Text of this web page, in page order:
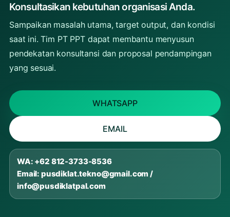
Konsultasikan kebutuhan organisasi Anda.
Sampaikan masalah utama, target output, dan kondisi
saat ini. Tim PT PPT dapat membantu menyusun
pendekatan konsultansi dan proposal pendampingan
yang sesuai.
WHATSAPP
EMAIL
WA: +62 812-3733-8536
Email: pusdiklat.tekno@gmail.com /
info@pusdiklatpal.com